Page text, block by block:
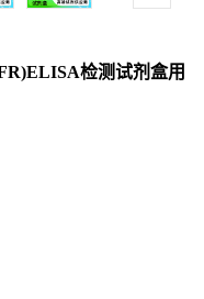
检测试剂盒用